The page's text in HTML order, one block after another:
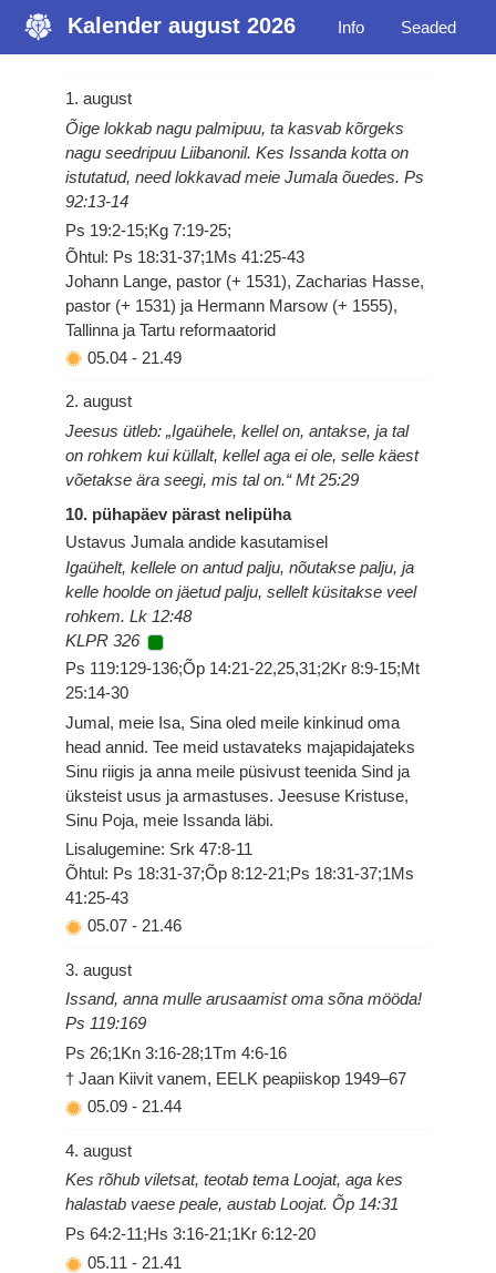
Kalender august 2026 Info Seaded
1. august
Õige lokkab nagu palmipuu, ta kasvab kõrgeks
nagu seedripuu Liibanonil. Kes Issanda kotta on
istutatud, need lokkavad meie Jumala õuedes. Ps
92:13-14
Ps 19:2-15;Kg 7:19-25;
Õhtul: Ps 18:31-37;1Ms 41:25-43
Johann Lange, pastor (+ 1531), Zacharias Hasse,
pastor (+ 1531) ja Hermann Marsow (+ 1555),
Tallinna ja Tartu reformaatorid
05.04 - 21.49
2. august
Jeesus ütleb: „Igaühele, kellel on, antakse, ja tal
on rohkem kui küllalt, kellel aga ei ole, selle käest
võetakse ära seegi, mis tal on.“ Mt 25:29
10. pühapäev pärast nelipüha
Ustavus Jumala andide kasutamisel
Igaühelt, kellele on antud palju, nõutakse palju, ja
kelle hoolde on jäetud palju, sellelt küsitakse veel
rohkem. Lk 12:48
KLPR 326
Ps 119:129-136;Õp 14:21-22,25,31;2Kr 8:9-15;Mt
25:14-30
Jumal, meie Isa, Sina oled meile kinkinud oma
head annid. Tee meid ustavateks majapidajateks
Sinu riigis ja anna meile püsivust teenida Sind ja
üksteist usus ja armastuses. Jeesuse Kristuse,
Sinu Poja, meie Issanda läbi.
Lisalugemine: Srk 47:8-11
Õhtul: Ps 18:31-37;Õp 8:12-21;Ps 18:31-37;1Ms
41:25-43
05.07 - 21.46
3. august
Issand, anna mulle arusaamist oma sõna mööda!
Ps 119:169
Ps 26;1Kn 3:16-28;1Tm 4:6-16
† Jaan Kiivit vanem, EELK peapiiskop 1949–67
05.09 - 21.44
4. august
Kes rõhub viletsat, teotab tema Loojat, aga kes
halastab vaese peale, austab Loojat. Õp 14:31
Ps 64:2-11;Hs 3:16-21;1Kr 6:12-20
05.11 - 21.41